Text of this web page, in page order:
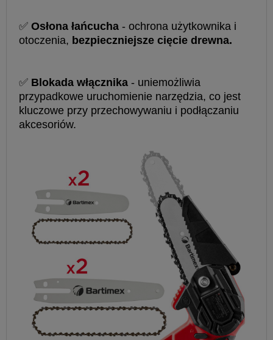
✅ Osłona łańcucha - ochrona użytkownika i
otoczenia, bezpieczniejsze cięcie drewna.
✅ Blokada włącznika - uniemożliwia
przypadkowe uruchomienie narzędzia, co jest
kluczowe przy przechowywaniu i podłączaniu
akcesoriów.